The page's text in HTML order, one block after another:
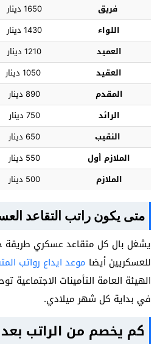
فريق
1650 دينار
اللواء
1430 دينار
العميد
1210 دينار
العقيد
1050 دينار
المقدم
890 دينار
الرائد
750 دينار
النقيب
650 دينار
الملازم أول
550 دينار
الملازم
500 دينار
متى يكون راتب التقاعد
يشغل بال كل متقاعد عسكري طريقة
للعسكريين أيضا موعد ايداع رواتب
الهيئة العامة التأمينات الاجتماعية
في بداية كل شهر ميلادي.
كم يخصم من الراتب بعد